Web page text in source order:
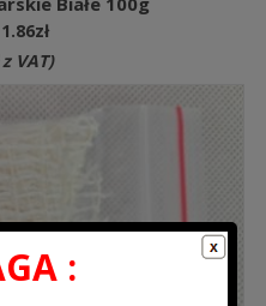
1.86zł
VAT)
: